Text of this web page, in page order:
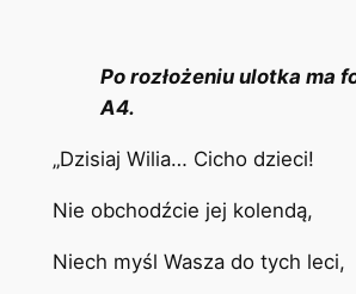
Po rozłożeniu ulotka ma
A4.
„Dzisiaj Wilia… Cicho dzieci!
Nie obchodźcie jej kolendą,
Niech myśl Wasza do tych leci,